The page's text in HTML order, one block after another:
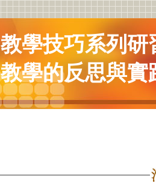
教學技巧系列
教學的反思與實